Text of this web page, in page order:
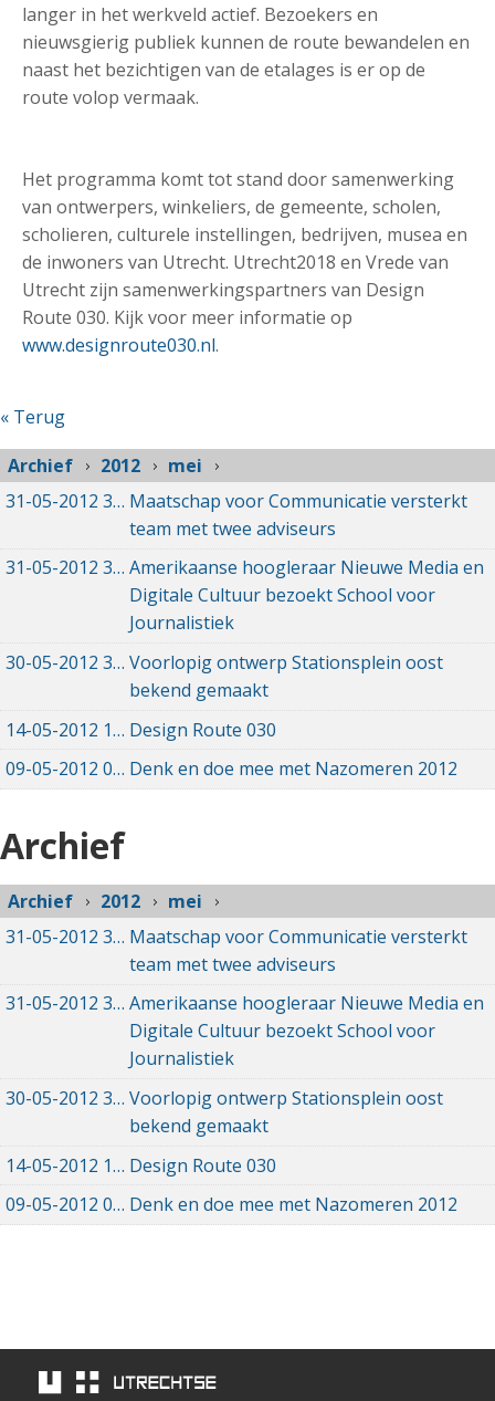
langer in het werkveld actief. Bezoekers en
nieuwsgierig publiek kunnen de route bewandelen en
naast het bezichtigen van de etalages is er op de
route volop vermaak.
Het programma komt tot stand door samenwerking
van ontwerpers, winkeliers, de gemeente, scholen,
scholieren, culturele instellingen, bedrijven, musea en
de inwoners van Utrecht. Utrecht2018 en Vrede van
Utrecht zijn samenwerkingspartners van Design
Route 030. Kijk voor meer informatie op
www.designroute030.nl.
« Terug
Archief
2012
mei
31-05-2012 31-05-2012 00:00
Maatschap voor Communicatie versterkt
team met twee adviseurs
31-05-2012 31-05-2012 00:00
Amerikaanse hoogleraar Nieuwe Media en
Digitale Cultuur bezoekt School voor
Journalistiek
30-05-2012 30-05-2012 00:00
Voorlopig ontwerp Stationsplein oost
bekend gemaakt
14-05-2012 14-05-2012 00:00
Design Route 030
09-05-2012 09-05-2012 00:00 Denk en doe mee met Nazomeren 2012
Archief
Archief 2012
mei
31-05-2012 31-05-2012 00:00
Maatschap voor Communicatie versterkt
team met twee adviseurs
31-05-2012 31-05-2012 00:00
Amerikaanse hoogleraar Nieuwe Media en
Digitale Cultuur bezoekt School voor
Journalistiek
30-05-2012 30-05-2012 00:00
Voorlopig ontwerp Stationsplein oost
bekend gemaakt
14-05-2012 14-05-2012 00:00
Design Route 030
09-05-2012 09-05-2012 00:00 Denk en doe mee met Nazomeren 2012